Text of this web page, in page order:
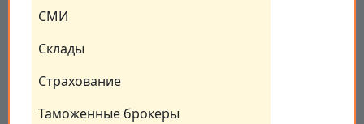
СМИ
Склады
Страхование
Таможенные брокеры